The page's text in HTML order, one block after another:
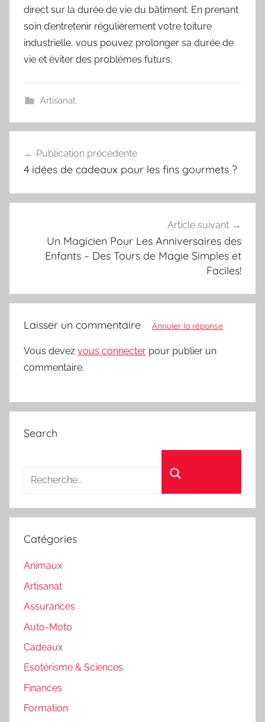
direct sur la durée de vie du bâtiment. En prenant
soin d’entretenir régulièrement votre toiture
industrielle, vous pouvez prolonger sa durée de
vie et éviter des problèmes futurs.
Artisanat
de
Publication précédente
4 idées de cadeaux pour les fins gourmets ?
Article suivant
Un Magicien Pour Les Anniversaires des
Enfants – Des Tours de Magie Simples et
Faciles!
Laisser un commentaire Annuler la réponse
Vous devez vous connecter pour publier un
commentaire.
Search
Catégories
Animaux
Artisanat
Assurances
Auto-Moto
Cadeaux
Esotérisme & Sciences
Finances
Formation